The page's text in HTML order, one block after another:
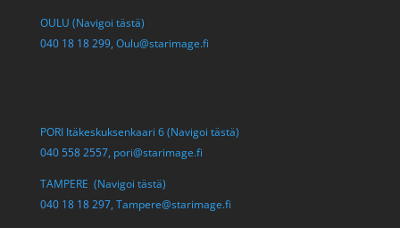
OULU (Navigoi tästä)
040 18 18 299, Oulu@starimage.fi
PORI Itäkeskuksenkaari 6 (Navigoi tästä)
040 558 2557, pori@starimage.fi
TAMPERE (Navigoi tästä)
040 18 18 297, Tampere@starimage.fi